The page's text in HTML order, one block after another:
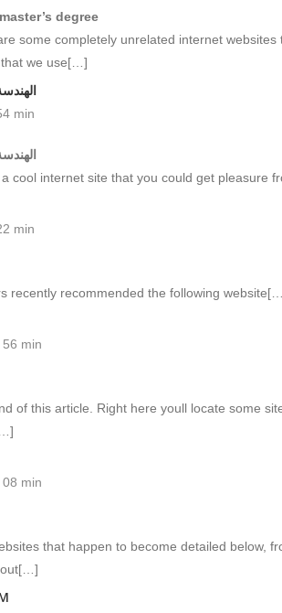
degree
some completely unrelated internet
we use[…]
min
cool internet site that you could get pleasure
min
recently recommended the following
min
of this article. Right here youll locate some
min
that happen to become detailed below,
out[…]